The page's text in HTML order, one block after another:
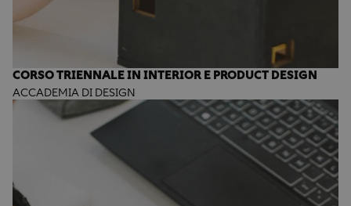
CORSO TRIENNALE IN INTERIOR E PRODUCT DESIGN
ACCADEMIA DI DESIGN